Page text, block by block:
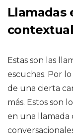
Llamadas
Estas son las
escuchas. Por
de una cierta
más. Estos son
en una llamada